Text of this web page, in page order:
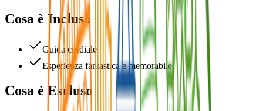
Cosa è Incluso
Guida cordiale
Esperienza fantastica e memorabile
Cosa è Escluso